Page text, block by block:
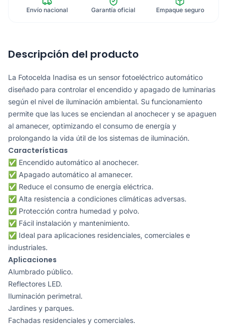
Envío nacional Garantía oficial Empaque seguro
Descripción del producto
La Fotocelda Inadisa es un sensor fotoeléctrico automático
diseñado para controlar el encendido y apagado de luminarias
según el nivel de iluminación ambiental. Su funcionamiento
permite que las luces se enciendan al anochecer y se apaguen
al amanecer, optimizando el consumo de energía y
prolongando la vida útil de los sistemas de iluminación.
Características
✅ Encendido automático al anochecer.
✅ Apagado automático al amanecer.
✅ Reduce el consumo de energía eléctrica.
✅ Alta resistencia a condiciones climáticas adversas.
✅ Protección contra humedad y polvo.
✅ Fácil instalación y mantenimiento.
✅ Ideal para aplicaciones residenciales, comerciales e
industriales.
Aplicaciones
Alumbrado público.
Reflectores LED.
Iluminación perimetral.
Jardines y parques.
Fachadas residenciales y comerciales.